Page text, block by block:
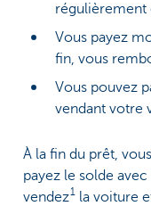
régulièrement
Vous payez
fin, vous
Vous pouvez
vendant votre
À la fin du prêt,
payez le solde
vendez1la voiture